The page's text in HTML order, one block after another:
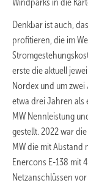
Denkbar ist auch,
profitieren, die im
erste die aktuell
Nordex und um
etwa drei Jahren als
MW Nennleistung
gestellt. 2022 war
MW die mit Abstand
Enercons E-138 mit
Netzanschlüssen vor